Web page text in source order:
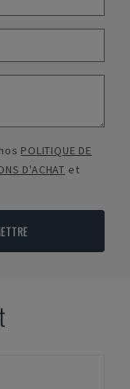
POLITIQUE DE
D'ACHAT et